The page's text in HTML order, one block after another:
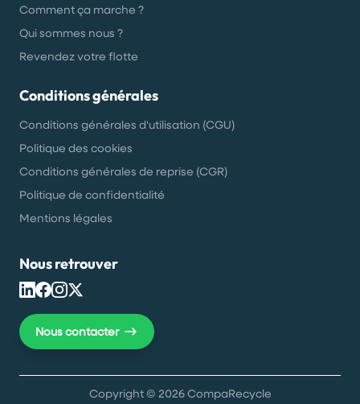
Comment ça marche ?
Qui sommes nous ?
Revendez votre flotte
Conditions générales
Conditions générales d'utilisation (CGU)
Politique des cookies
Conditions générales de reprise (CGR)
Politique de confidentialité
Mentions légales
Nous retrouver
Nous contacter
Copyright © 2026CompaRecycle